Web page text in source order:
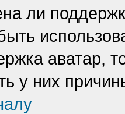
ли
аватар,
у них